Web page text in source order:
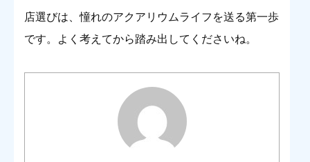
店選びは、憧れのアクアリウムライフを送る第一歩
です。よく考えてから踏み出してくださいね。